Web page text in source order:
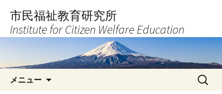
へ
キ
市民福祉教育研究所
Institute for Citizen Welfare Education
メニュー
検
索: